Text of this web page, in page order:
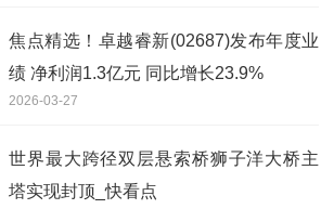
焦点精选！卓越睿新(02687)发布年度业
绩 净利润1.3亿元 同比增长23.9%
2026-03-27
世界最大跨径双层悬索桥狮子洋大桥主
塔实现封顶_快看点